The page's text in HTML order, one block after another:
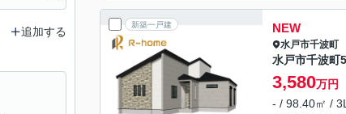
新築一戸建 NEW
水戸市千波町
水戸市千波
3,580万円
- / 98.40㎡ /
追加する